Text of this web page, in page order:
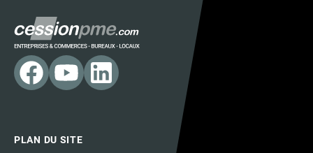
PLAN DU SITE